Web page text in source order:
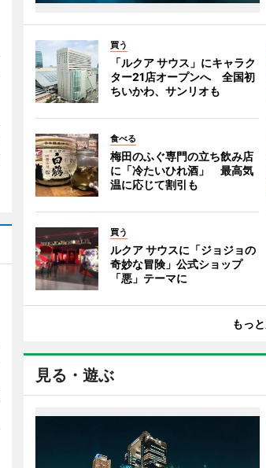
買う
「ルクア サウス」にキャラク
ター21店オープンへ 全国初
ちいかわ、サンリオも
食べる
梅田のふぐ専門の立ち飲み店
に「冷たいひれ酒」 最高気
温に応じて割引も
買う
ルクア サウスに「ジョジョの
奇妙な冒険」公式ショップ
「悪」テーマに
もっ
見る・遊ぶ